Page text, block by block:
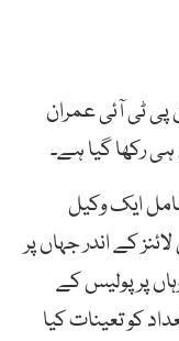
پی ٹی آئی عمران
ہی رکھا گیا ہے۔
ایک وکیل
کے اندر جہاں پر
پر پولیس کے
کو تعینات کیا